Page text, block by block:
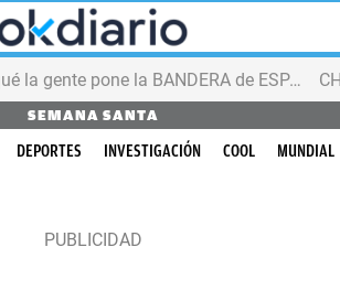
Por qué la gente pone la BANDERA de ESPAÑA en el balcón
SEMANA SANTA
DEPORTES INVESTIGACIÓN COOL MUNDIAL